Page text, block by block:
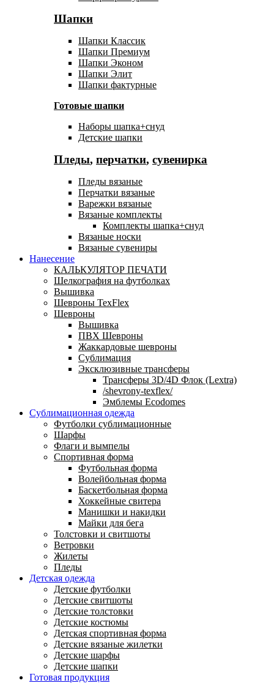
Шапки
Шапки Классик
Шапки Премиум
Шапки Эконом
Шапки Элит
Шапки фактурные
Готовые шапки
Наборы шапка+снуд
Детские шапки
Пледы, перчатки, сувенирка
Пледы вязаные
Перчатки вязаные
Варежки вязаные
Вязаные комплекты
Комплекты шапка+снуд
Вязаные носки
Вязаные сувениры
Нанесение
КАЛЬКУЛЯТОР ПЕЧАТИ
Шелкография на футболках
Вышивка
Шевроны TexFlex
Шевроны
Вышивка
ПВХ Шевроны
Жаккардовые шевроны
Сублимация
Эксклюзивные трансферы
Трансферы 3D/4D Флок (Lextra)
/shevrony-texflex/
Эмблемы Ecodomes
Сублимационная одежда
Футболки сублимационные
Шарфы
Флаги и вымпелы
Спортивная форма
Футбольная форма
Волейбольная форма
Баскетбольная форма
Хоккейные свитера
Манишки и накидки
Майки для бега
Толстовки и свитшоты
Ветровки
Жилеты
Пледы
Детская одежда
Детские футболки
Детские свитшоты
Детские толстовки
Детские костюмы
Детская спортивная форма
Детские вязаные жилетки
Детские шарфы
Детские шапки
Готовая продукция